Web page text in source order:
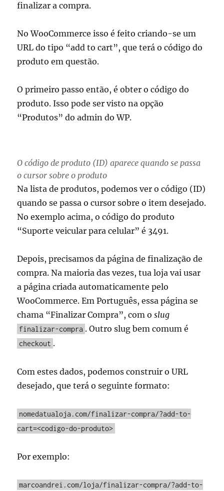
finalizar a compra.
No WooCommerce isso é feito criando-se um
URL do tipo “add to cart”, que terá o código do
produto em questão.
O primeiro passo então, é obter o código do
produto. Isso pode ser visto na opção
“Produtos” do admin do WP.
O código de produto (ID) aparece quando se passa
o cursor sobre o produto
Na lista de produtos, podemos ver o código (ID)
quando se passa o cursor sobre o item desejado.
No exemplo acima, o código do produto
“Suporte veicular para celular” é 3491.
Depois, precisamos da página de finalização de
compra. Na maioria das vezes, tua loja vai usar
a página criada automaticamente pelo
WooCommerce. Em Português, essa página se
chama “Finalizar Compra”, com oslug
finalizar-compra . Outro slug bem comum é
checkout .
Com estes dados, podemos construir o URL
desejado, que terá o seguinte formato:
nomedatualoja.com/finalizar-compra/?add-to-
cart=<codigo-do-produto>
Por exemplo:
marcoandrei.com/loja/finalizar-compra/?add-to-